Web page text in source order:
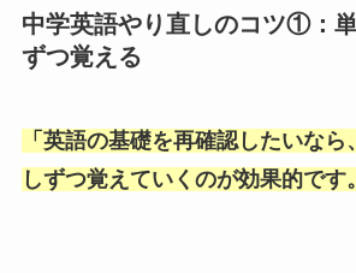
中学英語やり直しのコツ①：
ずつ覚える
「 英語の基礎を再確認したいなら
しずつ覚えていくのが効果的です。